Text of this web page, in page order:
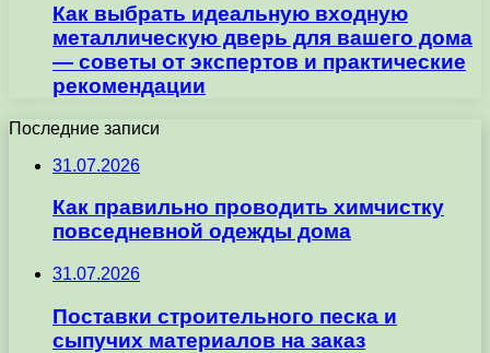
Как выбрать идеальную входную
металлическую дверь для вашего дома
— советы от экспертов и практические
рекомендации
Последние записи
31.07.2026
Как правильно проводить химчистку
повседневной одежды дома
31.07.2026
Поставки строительного песка и
сыпучих материалов на заказ